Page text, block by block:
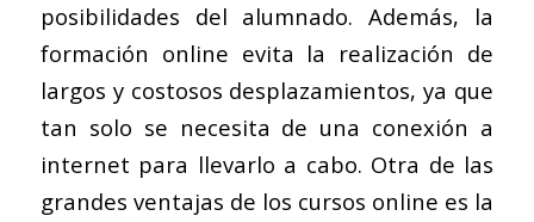
posibilidades del alumnado. Además, la
formación online evita la realización de
largos y costosos desplazamientos, ya que
tan solo se necesita de una conexión a
internet para llevarlo a cabo. Otra de las
grandes ventajas de los cursos online es la